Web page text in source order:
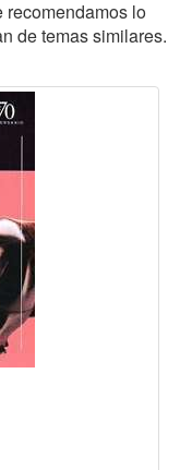
recomendamos lo
de temas similares.